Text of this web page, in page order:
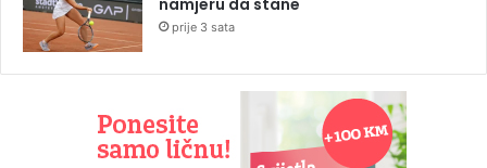
prije 3 sata